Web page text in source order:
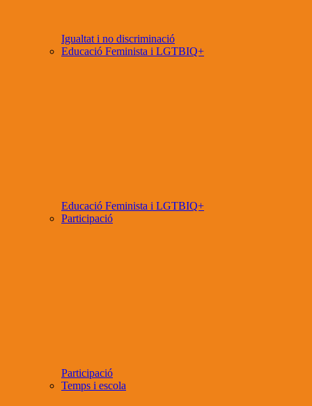
Igualtat i no discriminació
Educació Feminista i LGTBIQ+
Educació Feminista i LGTBIQ+
Participació
Participació
Temps i escola